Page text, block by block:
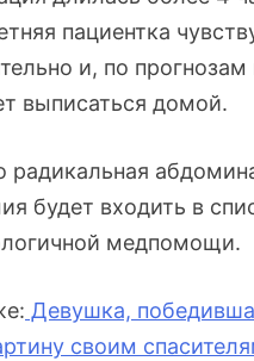
пациентка
и, по прогнозам
выписаться домой.
радикальная
будет входить в
медпомощи.
Девушка,
своим